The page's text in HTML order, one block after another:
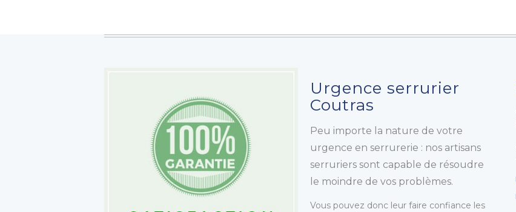
Urgence serrurier
Coutras
Peu importe la nature de votre
urgence en serrurerie : nos artisans
serruriers sont capable de résoudre
le moindre de vos problèmes.
Vous pouvez donc leur faire confiance les